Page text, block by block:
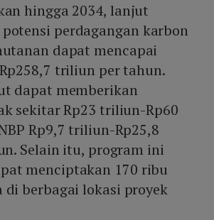
hingga 2034, lanjut
perdagangan karbon
dapat mencapai
triliun per tahun.
dapat memberikan
sekitar Rp23 triliun-Rp60
Rp9,7 triliun-Rp25,8
Selain itu, program ini
menciptakan 170 ribu
di berbagai lokasi proyek